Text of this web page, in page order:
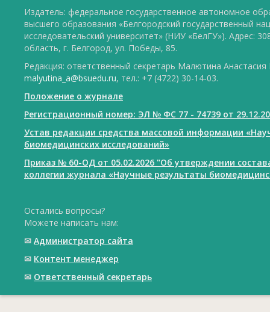
Издатель: федеральное государственное автономное
высшего образования «Белгородский государственный
исследовательский университет» (НИУ «БелГУ»). Адрес:
область, г. Белгород, ул. Победы, 85.
Редакция: ответственный секретарь Малютина
malyutina_a@bsuedu.ru, тел.: +7 (4722) 30-14-03.
Положение о журнале
Регистрационный номер: ЭЛ № ФС 77 - 74739 от
Устав редакции средства массовой информации
биомедицинских исследований»
Приказ № 60-ОД от 05.02.2026 "Об утверждении
коллегии журнала «Научные результаты
Остались вопросы?
Можете написать нам:
✉ Администратор сайта
✉ Контент менеджер
✉ Ответственный cекретарь